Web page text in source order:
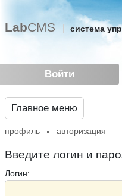
Войти
LabCMS система
Главное меню
профиль авторизация
Введите логин и
Логин: